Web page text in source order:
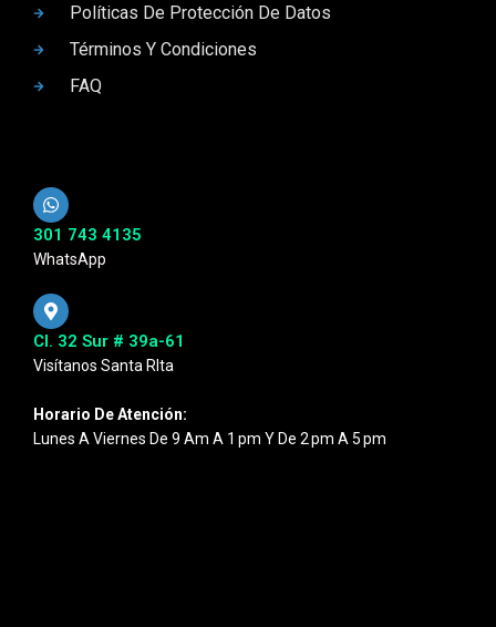
Políticas De Protección De Datos
Términos Y Condiciones
FAQ
301 743 4135
WhatsApp
Cl. 32 Sur # 39a-61
Visítanos Santa RIta
Horario De Atención:
Lunes A Viernes De 9 Am A 1 Pm Y De 2 Pm A 5 Pm